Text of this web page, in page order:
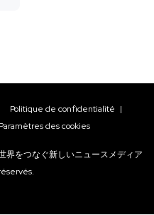
Politique de confidentialité |
Paramètres des cookies
界をつなぐ新しいニュースメディア